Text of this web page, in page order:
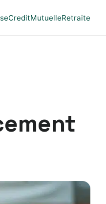
CreditMutuelleRetraite